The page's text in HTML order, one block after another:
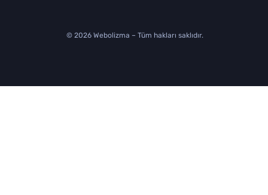
© 2026 Webolizma – Tüm hakları saklıdır.